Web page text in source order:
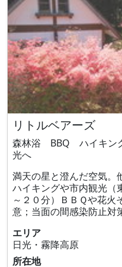
リトルベアーズ
森林浴 BBQ ハイキン
光へ
満天の星と澄んだ空気。
ハイキングや市内観光
～２０分）ＢＢＱや花火
意；当面の間感染防止対
エリア
日光・霧降高原
所在地